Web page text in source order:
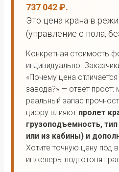
737 042 ₽.
Это цена крана в
(управление с пола,
Конкретная стоимость
индивидуально.
«Почему цена
завода?» — ответ
реальный запас
цифру влияют пролет
грузоподъемность,
или из кабины) и
Хотите точную цену под
инженеры подготовят